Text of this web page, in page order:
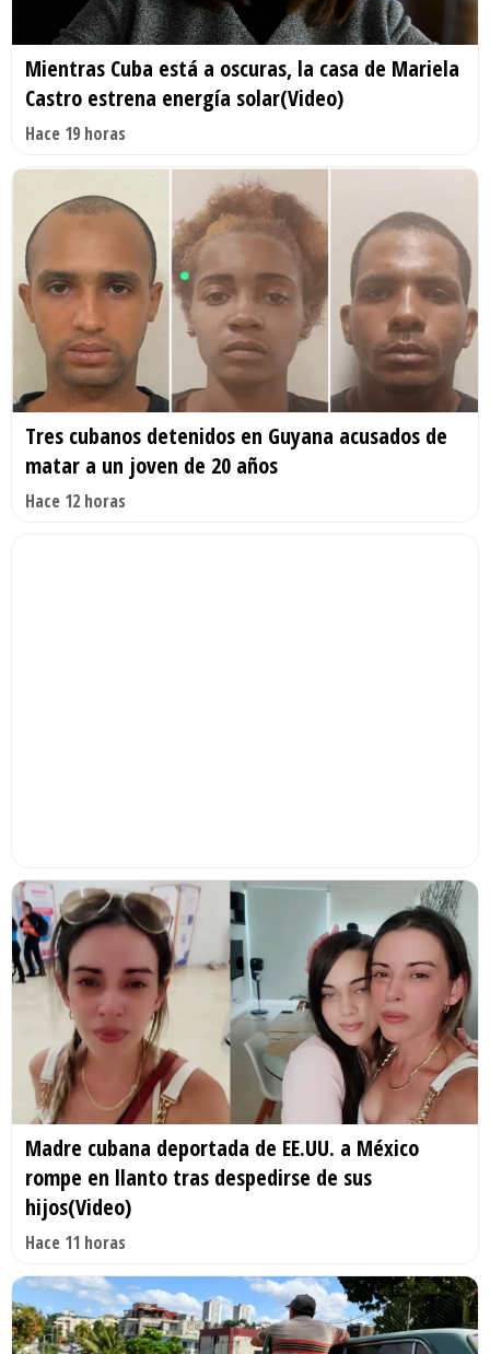
Mientras Cuba está a oscuras, la casa de Mariela
Castro estrena energía solar(Video)
Hace 19 horas
Tres cubanos detenidos en Guyana acusados de
matar a un joven de 20 años
Hace 12 horas
Madre cubana deportada de EE.UU. a México
rompe en llanto tras despedirse de sus
hijos(Video)
Hace 11 horas